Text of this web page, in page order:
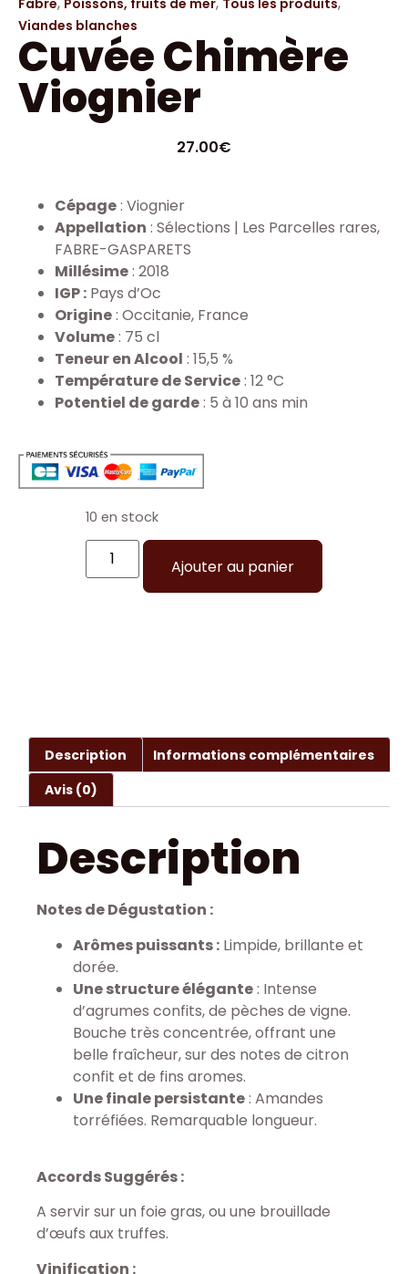
Viandes blanches
Cuvée Chimère
Viognier
27.00€
Cépage: Viognier
Appellation : Sélections | Les Parcelles rares,
FABRE-GASPARETS
Millésime: 2018
IGP : Pays d’Oc
Origine: Occitanie, France
Volume: 75 cl
Teneur en Alcool : 15,5 %
Température de Service: 12 °C
Potentiel de garde: 5 à 10 ans min
10 en stock
Ajouter au panier
Description
Informations complémentaires
Avis (0)
Description
Notes de Dégustation :
Arômes puissants : Limpide, brillante et
dorée.
Une structure élégante: Intense
d’agrumes confits, de pèches de vigne.
Bouche très concentrée, offrant une
belle fraîcheur, sur des notes de citron
confit et de fins aromes.
Une finale persistante: Amandes
torréfiées. Remarquable longueur.
Accords Suggérés :
A servir sur un foie gras, ou une brouillade
d’œufs aux truffes.
Vinification :